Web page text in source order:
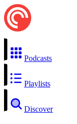
Podcasts
Playlists
Discover